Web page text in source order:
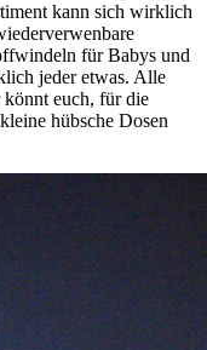
kann sich wirklich
für Babys und
jeder etwas. Alle
euch, für die
hübsche Dosen